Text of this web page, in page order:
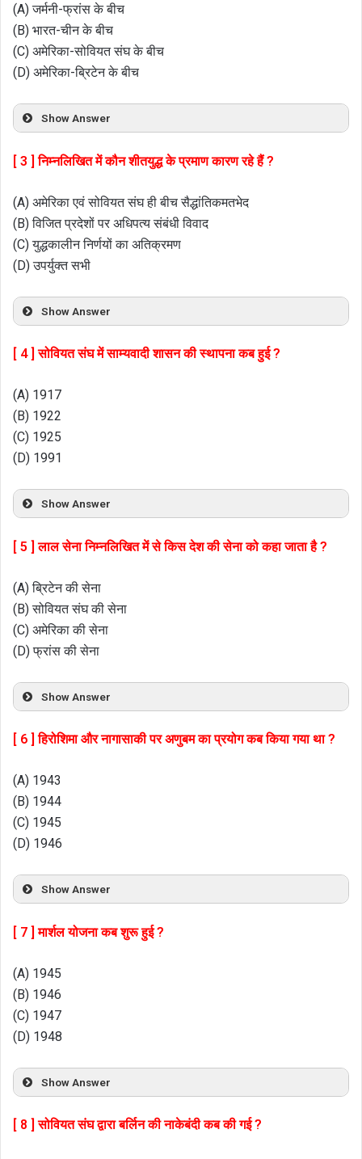
(A) जर्मनी-फ्रांस के बीच
(B) भारत-चीन के बीच
(C) अमेरिका-सोवियत संघ के बीच
(D) अमेरिका-ब्रिटेन के बीच
Show Answer
[ 3 ] निम्नलिखित में कौन शीतयुद्ध के प्रमाण कारण रहे हैं ?
(A) अमेरिका एवं सोवियत संघ ही बीच सैद्धांतिकमतभेद
(B) विजित प्रदेशों पर अधिपत्य संबंधी विवाद
(C) युद्धकालीन निर्णयों का अतिक्रमण
(D) उपर्युक्त सभी
Show Answer
[ 4 ] सोवियत संघ में साम्यवादी शासन की स्थापना कब हुई ?
(A) 1917
(B) 1922
(C) 1925
(D) 1991
Show Answer
[ 5 ] लाल सेना निम्नलिखित में से किस देश की सेना को कहा जाता है ?
(A) ब्रिटेन की सेना
(B) सोवियत संघ की सेना
(C) अमेरिका की सेना
(D) फ्रांस की सेना
Show Answer
[ 6 ] हिरोशिमा और नागासाकी पर अणुबम का प्रयोग कब किया गया था ?
(A) 1943
(B) 1944
(C) 1945
(D) 1946
Show Answer
[ 7 ] मार्शल योजना कब शुरू हुई ?
(A) 1945
(B) 1946
(C) 1947
(D) 1948
Show Answer
[ 8 ] सोवियत संघ द्वारा बर्लिन की नाकेबंदी कब की गई ?